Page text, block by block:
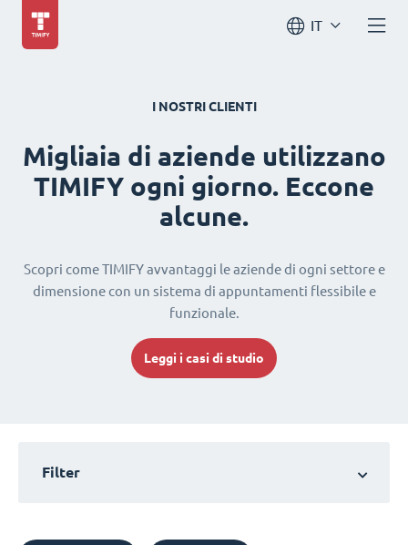
IT
I NOSTRI CLIENTI
Migliaia di aziende utilizzano
TIMIFY ogni giorno. Eccone
alcune.
Scopri come TIMIFY avvantaggi le aziende di ogni settore e
dimensione con un sistema di appuntamenti flessibile e
funzionale.
Leggi i casi di studio
Filter